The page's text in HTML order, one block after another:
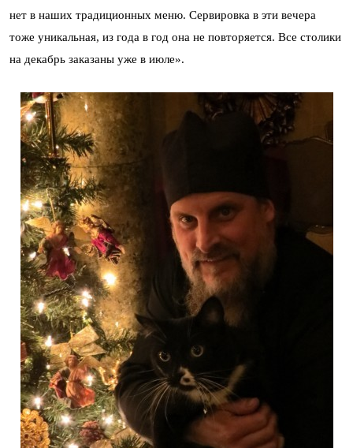
нет в наших традиционных меню. Сервировка в эти вечера
тоже уникальная, из года в год она не повторяется. Все столики
на декабрь заказаны уже в июле».